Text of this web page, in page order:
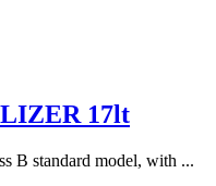
17lt
B standard model, with ...